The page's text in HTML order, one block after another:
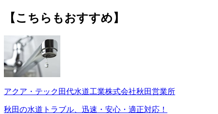
【こちらもおすすめ】
アクア・テック田代水道工業株式会社秋田営業所
秋田の水道トラブル、迅速・安心・適正対応！